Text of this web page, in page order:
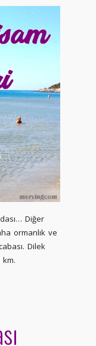
Diğer
ormanlık ve
Dilek
km.